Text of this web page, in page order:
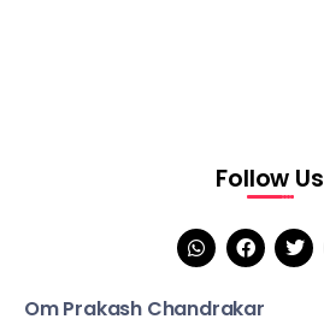
Follow Us
Om Prakash Chandrakar